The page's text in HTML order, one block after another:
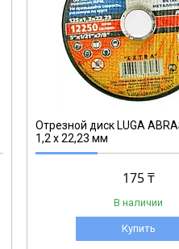
Отрезной диск LUGA
1,2 x 22,23 мм
175 ₸
В наличии
Купить